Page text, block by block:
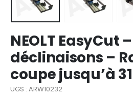
NEOLT EasyCut
déclinaisons –
coupe jusqu’à
UGS : ARW10232